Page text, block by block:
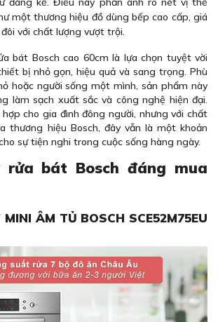
một thương hiệu đồ dùng bếp cao cấp, giá
với chất lượng vượt trội.
bát Bosch cao 60cm là lựa chọn tuyệt vời
bị nhỏ gọn, hiệu quả và sang trọng. Phù
hoặc người sống một mình, sản phẩm này
làm sạch xuất sắc và công nghệ hiện đại.
cho gia đình đông người, nhưng với chất
thương hiệu Bosch, đây vẫn là một khoản
sự tiện nghi trong cuộc sống hàng ngày.
rửa bát Bosch đáng mua
ÂM TỦ BOSCH SCE52M75EU